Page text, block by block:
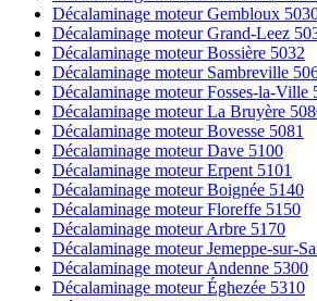
Décalaminage moteur Gembloux
Décalaminage moteur Grand-Leez
Décalaminage moteur Bossière 5032
Décalaminage moteur Sambreville
Décalaminage moteur Fosses-la-Ville
Décalaminage moteur La Bruyère
Décalaminage moteur Bovesse 5081
Décalaminage moteur Dave 5100
Décalaminage moteur Erpent 5101
Décalaminage moteur Boignée 5140
Décalaminage moteur Floreffe 5150
Décalaminage moteur Arbre 5170
Décalaminage moteur Jemeppe-sur-
Décalaminage moteur Andenne 5300
Décalaminage moteur Éghezée 5310